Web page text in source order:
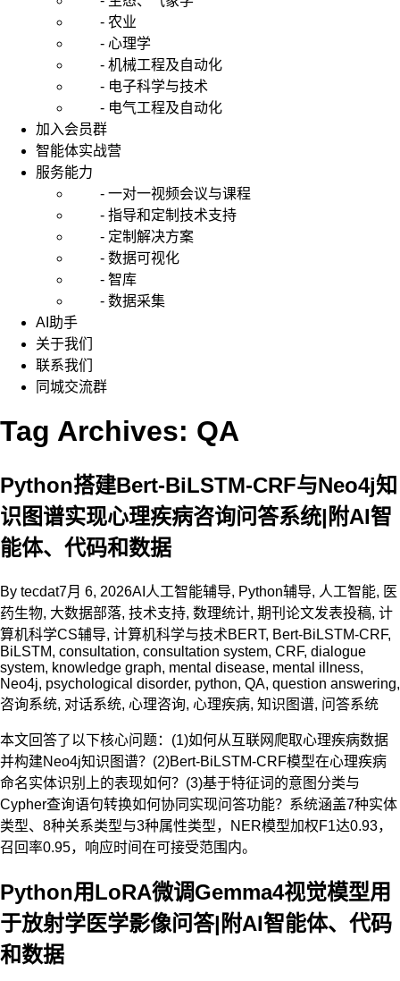
- 农业
- 心理学
- 机械工程及自动化
- 电子科学与技术
- 电气工程及自动化
加入会员群
智能体实战营
服务能力
- 一对一视频会议与课程
- 指导和定制技术支持
- 定制解决方案
- 数据可视化
- 智库
- 数据采集
AI助手
关于我们
联系我们
同城交流群
Tag Archives: QA
Python搭建Bert-BiLSTM-CRF与Neo4j知
识图谱实现心理疾病咨询问答系统|附AI智
能体、代码和数据
By tecdat7月 6, 2026AI人工智能辅导, Python辅导, 人工智能, 医
药生物, 大数据部落, 技术支持, 数理统计, 期刊论文发表投稿, 计
算机科学CS辅导, 计算机科学与技术BERT, Bert-BiLSTM-CRF,
BiLSTM, consultation, consultation system, CRF, dialogue
system, knowledge graph, mental disease, mental illness,
Neo4j, psychological disorder, python, QA, question answering,
咨询系统, 对话系统, 心理咨询, 心理疾病, 知识图谱, 问答系统
本文回答了以下核心问题：(1)如何从互联网爬取心理疾病数据
并构建Neo4j知识图谱？(2)Bert-BiLSTM-CRF模型在心理疾病
命名实体识别上的表现如何？(3)基于特征词的意图分类与
Cypher查询语句转换如何协同实现问答功能？系统涵盖7种实体
类型、8种关系类型与3种属性类型，NER模型加权F1达0.93，
召回率0.95，响应时间在可接受范围内。
Python用LoRA微调Gemma4视觉模型用
于放射学医学影像问答|附AI智能体、代码
和数据